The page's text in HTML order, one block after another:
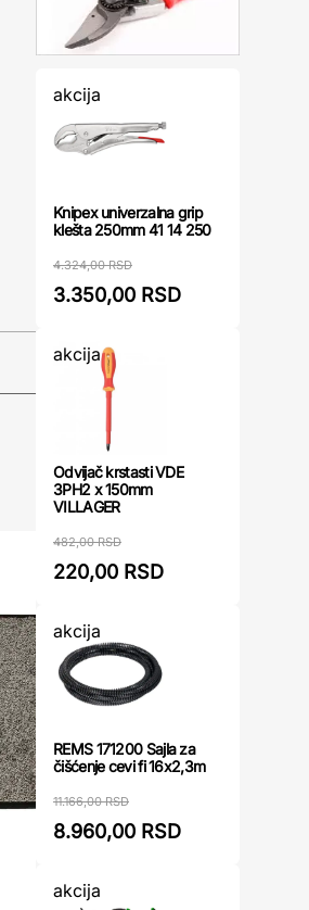
akcija
Knipex univerzalna grip
klešta 250mm 41 14 250
4.324,00 RSD
3.350,00 RSD
akcija
Odvijač krstasti VDE
3PH2 x 150mm
VILLAGER
482,00 RSD
220,00 RSD
akcija
REMS 171200 Sajla za
čišćenje cevi fi 16x2,3m
11.166,00 RSD
8.960,00 RSD
akcija